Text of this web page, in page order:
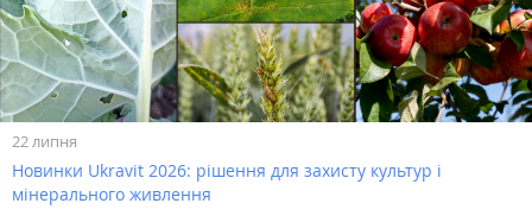
22 липня
Новинки Ukravit 2026: рішення для захисту культур і
мінерального живлення